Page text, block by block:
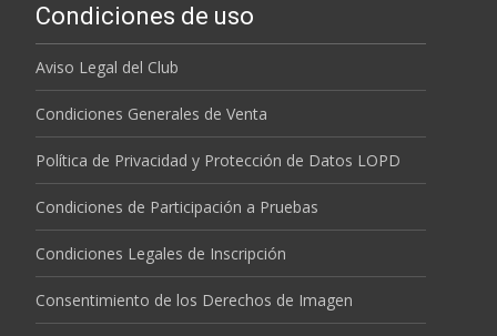
Condiciones de uso
Aviso Legal del Club
Condiciones Generales de Venta
Política de Privacidad y Protección de Datos LOPD
Condiciones de Participación a Pruebas
Condiciones Legales de Inscripción
Consentimiento de los Derechos de Imagen